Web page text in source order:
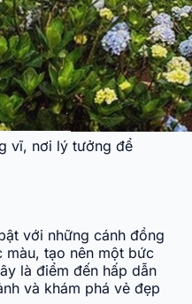
vĩ, nơi lý tưởng để
với những cánh đồng
màu, tạo nên một bức
là điểm đến hấp dẫn
và khám phá vẻ đẹp